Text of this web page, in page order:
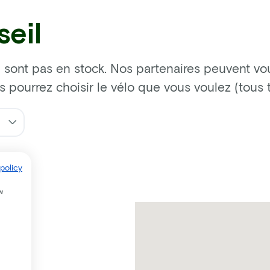
pas en stock. Nos partenaires peuvent
choisir le vélo que vous voulez (tous